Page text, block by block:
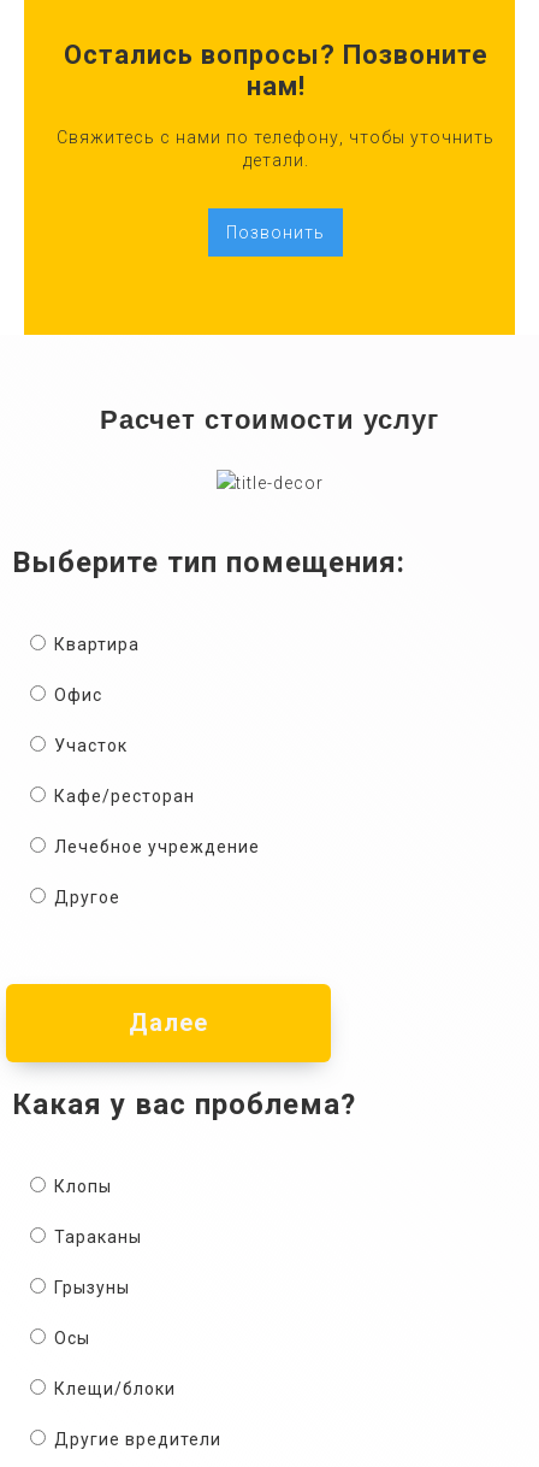
Остались вопросы? Позвоните
нам!
Свяжитесь с нами по телефону, чтобы уточнить
детали.
Позвонить
Расчет стоимости услуг
Выберите тип помещения:
Квартира
Офис
Участок
Кафе/ресторан
Лечебное учреждение
Другое
Далее
Какая у вас проблема?
Клопы
Тараканы
Грызуны
Осы
Клещи/блоки
Другие вредители